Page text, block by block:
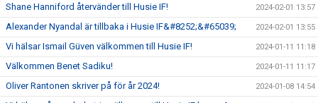
Shane Hanniford återvänder till Husie IF! 2024-02-01 13:57
Alexander Nyandal är tillbaka i Husie IF&#8252;&#65039; 2024-02-01 13:55
Vi hälsar Ismail Güven välkommen till Husie IF! 2024-01-11 11:18
Välkommen Benet Sadiku! 2024-01-11 11:17
Oliver Rantonen skriver på för år 2024! 2024-01-08 14:54